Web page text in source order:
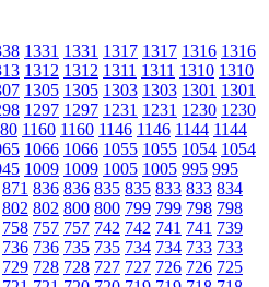
1331 1331 1317 1317 1316 1316
1312 1312 1311 1311 1310 1310
1305 1305 1303 1303 1301 1301
1297 1297 1231 1231 1230 1230
1160 1160 1146 1146 1144 1144
1066 1066 1055 1055 1054 1054
1009 1009 1005 1005 995 995
871 836 836 835 835 833 833 834
802 802 800 800 799 799 798 798
758 757 757 742 742 741 741 739
736 736 735 735 734 734 733 733
729 728 728 727 727 726 726 725